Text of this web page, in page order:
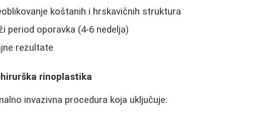
koštanih i hrskavičnih struktura
period oporavka (4-6 nedelja)
rezultate
rinoplastika
invazivna procedura koja uključuje: